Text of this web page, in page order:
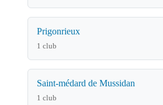
Prigonrieux
1 club
Saint-médard de Mussidan
1 club